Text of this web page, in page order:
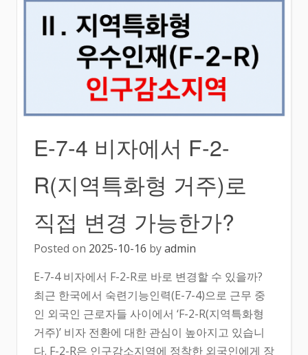
E-7-4 비자에서 F-2-
R(지역특화형 거주)로
직접 변경 가능한가?
Posted on 2025-10-16 byadmin
E-7-4 비자에서 F-2-R로 바로 변경할 수 있을까?
최근 한국에서 숙련기능인력(E-7-4)으로 근무 중
인 외국인 근로자들 사이에서 ‘F-2-R(지역특화형
거주)’ 비자 전환에 대한 관심이 높아지고 있습니
다. F-2-R은 인구감소지역에 정착한 외국인에게 장